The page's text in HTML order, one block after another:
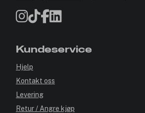
Kundeservice
Hjelp
Kontakt oss
Levering
Retur / Angre kjøp